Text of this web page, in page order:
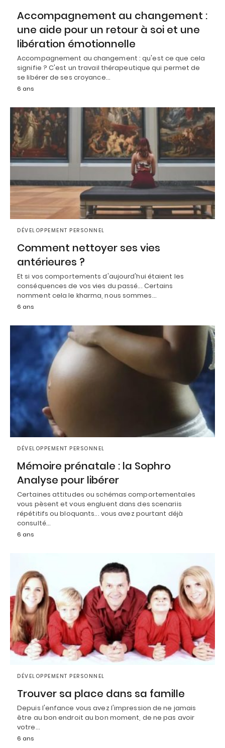
Accompagnement au changement :
une aide pour un retour à soi et une
libération émotionnelle
Accompagnement au changement : qu'est ce que cela
signifie ? C'est un travail thérapeutique qui permet de
se libérer de ses croyance…
6 ans
DÉVELOPPEMENT PERSONNEL
Comment nettoyer ses vies
antérieures ?
Et si vos comportements d'aujourd'hui étaient les
conséquences de vos vies du passé... Certains
nomment cela le kharma, nous sommes…
6 ans
DÉVELOPPEMENT PERSONNEL
Mémoire prénatale : la Sophro
Analyse pour libérer
Certaines attitudes ou schémas comportementales
vous pèsent et vous engluent dans des scenariis
répétitifs ou bloquants... vous avez pourtant déjà
consulté…
6 ans
DÉVELOPPEMENT PERSONNEL
Trouver sa place dans sa famille
Depuis l'enfance vous avez l'impression de ne jamais
être au bon endroit au bon moment, de ne pas avoir
votre…
6 ans